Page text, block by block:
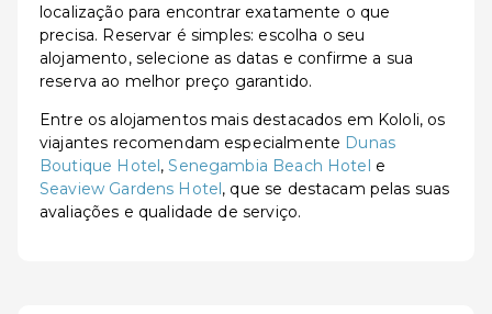
localização para encontrar exatamente o que
precisa. Reservar é simples: escolha o seu
alojamento, selecione as datas e confirme a sua
reserva ao melhor preço garantido.
Entre os alojamentos mais destacados em Kololi, os
viajantes recomendam especialmente Dunas
Boutique Hotel,Senegambia Beach Hotel e
Seaview Gardens Hotel, que se destacam pelas suas
avaliações e qualidade de serviço.